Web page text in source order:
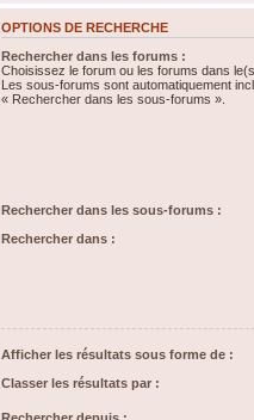
OPTIONS DE RECHERCHE
Rechercher dans les forums :
Choisissez le forum ou les forums dans
Les sous-forums sont automatiquement
« Rechercher dans les sous-forums ».
Rechercher dans les sous-forums :
Rechercher dans :
Afficher les résultats sous forme de :
Classer les résultats par :